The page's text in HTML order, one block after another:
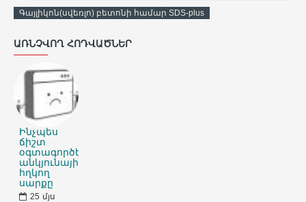
Գայլիկոն(սվեռլո) բետոնի համար SDS-plus
ԱՌՆՉՎՈՂ ՀՈԴՎԱԾՆԵՐ
Ինչպես
ճիշտ
օգտագործել
անկյունային
հղկող
սարքը
25 մյս